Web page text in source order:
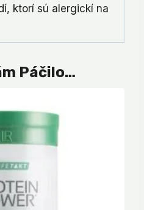
ktorí sú alergickí na
Páčilo…